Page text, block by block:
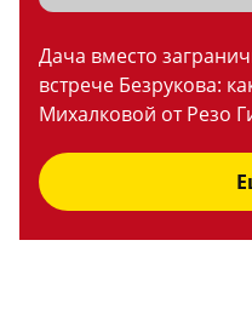
Дача вместо
встрече Безрукова:
Михалковой от Резо